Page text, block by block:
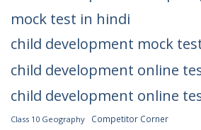
mock test in hindi
child development mock
child development online
child development online
Class 10 Geography Competitor Corner